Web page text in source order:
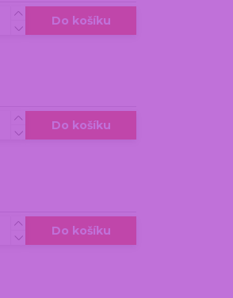
Do košíku
Do košíku
Do košíku